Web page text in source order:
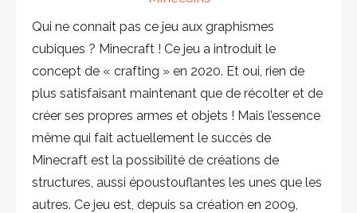
Qui ne connait pas ce jeu aux graphismes
cubiques ? Minecraft ! Ce jeu a introduit le
concept de « crafting » en 2020. Et oui, rien de
plus satisfaisant maintenant que de récolter et de
créer ses propres armes et objets ! Mais l’essence
même qui fait actuellement le succès de
Minecraft est la possibilité de créations de
structures, aussi époustouflantes les unes que les
autres. Ce jeu est, depuis sa création en 2009,